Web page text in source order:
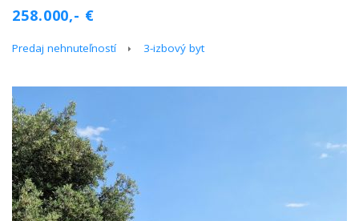
258.000,- €
Predaj nehnuteľností 3-izbový byt